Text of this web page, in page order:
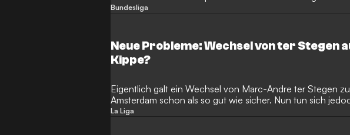
Bundesliga
Neue Probleme: Wechsel von ter Stegen
Kippe?
Eigentlich galt ein Wechsel von Marc-Andre ter Stegen
Amsterdam schon als so gut wie sicher. Nun tun sich
Hürden auf.
La Liga